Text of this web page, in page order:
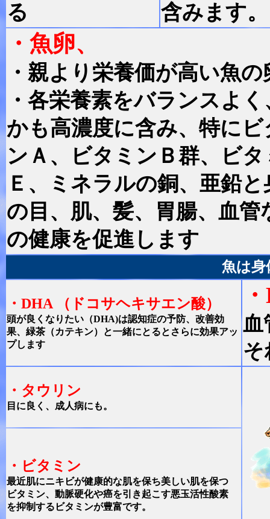
る
含みます。
・魚卵、
・親より栄養価が高い魚の
・各栄養素をバランスよ
かも高濃度に含み、特にビ
ンＡ、ビタミンＢ群、ビタ
Ｅ、ミネラルの銅、亜鉛と
の目、肌、髪、胃腸、血管
の健康を促進します
魚は身
・DHA （ドコサヘキサエン酸）
頭が良くなりたい（DHA)は認知症の予防、改善効
果、緑茶（カテキン）と一緒にとるとさらに効果アッ
プします
血
そ
・タウリン
目に良く、成人病にも。
・ビタミン
最近肌にニキビが健康的な肌を保ち美しい肌を保つ
ビタミン、動脈硬化や癌を引き起こす悪玉活性酸素
を抑制するビタミンが豊富です。